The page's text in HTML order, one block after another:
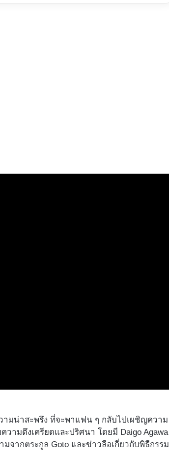
ามน่าสะพรึง ที่จะพาแฟน ๆ กลับไปเผชิญความ
ามตึงเครียดและปริศนา โดยมี Daigo Agawa
จากตระกูล Goto และข่าวลือเกี่ยวกับพิธีกรรม